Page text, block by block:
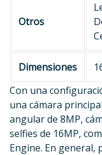
Otros
Dimensiones
Con una
una cámara
angular de 8MP,
selfies de 16MP,
Engine. En